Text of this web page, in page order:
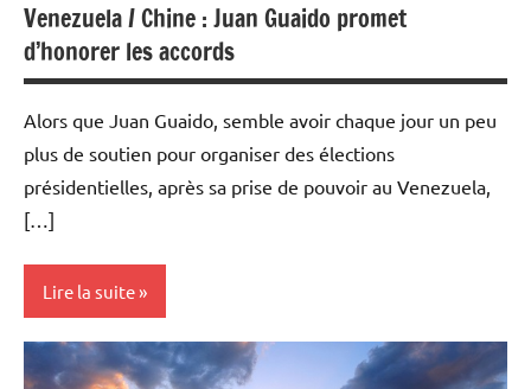
Venezuela / Chine : Juan Guaido promet
d’honorer les accords
Alors que Juan Guaido, semble avoir chaque jour un peu
plus de soutien pour organiser des élections
présidentielles, après sa prise de pouvoir au Venezuela,
[…]
Lire la suite
Actualités